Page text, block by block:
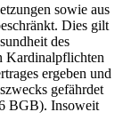
sowie aus
Dies gilt
des
Kardinalpflichten
ergeben und
gefährdet
BGB). Insoweit